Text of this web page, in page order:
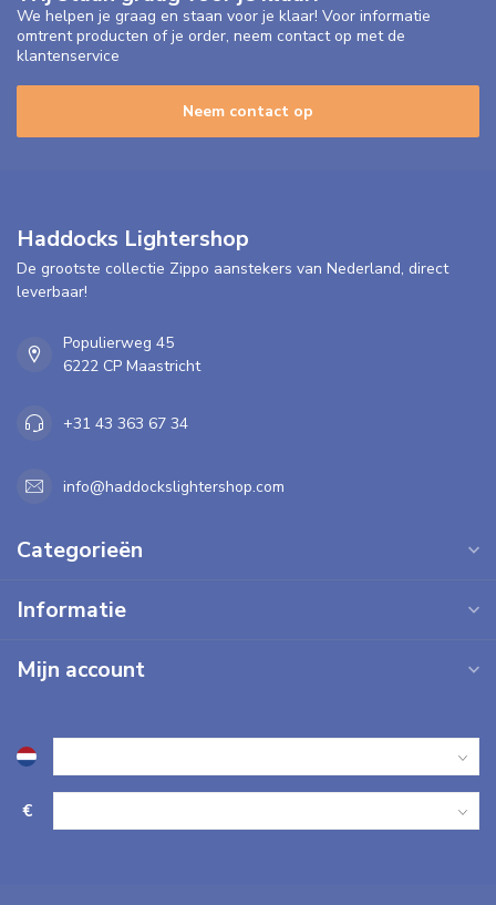
We helpen je graag en staan voor je klaar! Voor informatie
omtrent producten of je order, neem contact op met de
klantenservice
Neem contact op
Haddocks Lightershop
De grootste collectie Zippo aanstekers van Nederland, direct
leverbaar!
Populierweg 45
6222 CP Maastricht
+31 43 363 67 34
info@haddockslightershop.com
Categorieën
Informatie
Mijn account
€